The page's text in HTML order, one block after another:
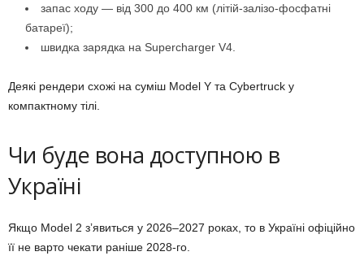
запас ходу — від 300 до 400 км (літій-залізо-фосфатні
батареї);
швидка зарядка на Supercharger V4.
Деякі рендери схожі на суміш Model Y та Cybertruck у
компактному тілі.
Чи буде вона доступною в
Україні
Якщо Model 2 зʼявиться у 2026–2027 роках, то в Україні офіційно
її не варто чекати раніше 2028-го.